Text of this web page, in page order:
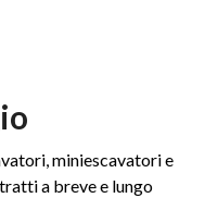
miniescavatori e
a breve e lungo